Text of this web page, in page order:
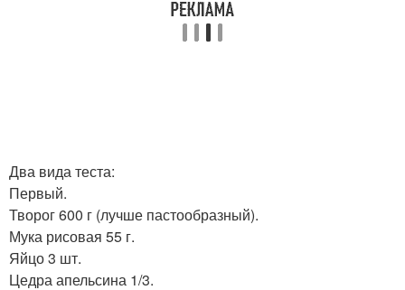
Два вида теста:
Первый.
Творог 600 г (лучше пастообразный).
Мука рисовая 55 г.
Яйцо 3 шт.
Цедра апельсина 1/3.